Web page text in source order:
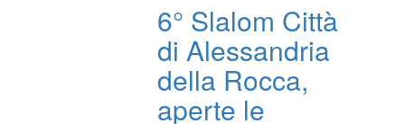
6° Slalom Città
di Alessandria
della Rocca,
aperte le